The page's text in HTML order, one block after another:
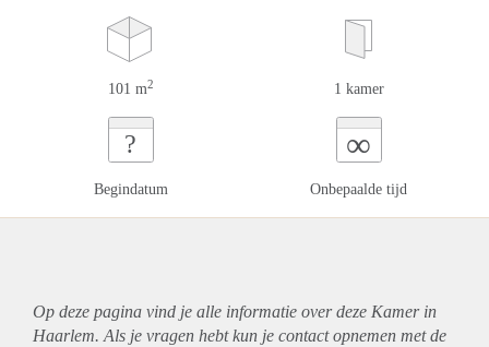
101 m2 1 kamer
?
Begindatum
∞
Onbepaalde tijd
Op deze pagina vind je alle informatie over deze Kamer in
Haarlem. Als je vragen hebt kun je contact opnemen met de